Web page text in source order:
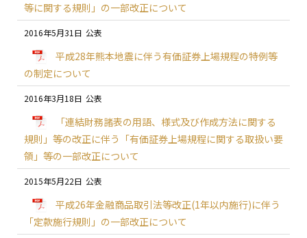
等に関する規則」の一部改正について
2016年5月31日
平成28年熊本地震に伴う有価証券上場規程の特例等
の制定について
2016年3月18日
「連結財務諸表の用語、様式及び作成方法に関する
規則」等の改正に伴う「有価証券上場規程に関する取扱い要
領」等の一部改正について
2015年5月22日
平成26年金融商品取引法等改正(1年以内施行)に伴う
「定款施行規則」の一部改正について